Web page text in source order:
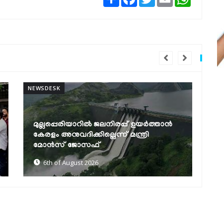
NEWSDESK
കെഎസ്ആർടിസിയിൽ ഡിജിറ്റൽ യുഗം:
എഐ വാട്‌സ്ആപ്പ് ടിക്കറ്റിങ്, 24
മണിക്കൂർ കസ്റ്റമർ കെയർ,...
6th of August 2026